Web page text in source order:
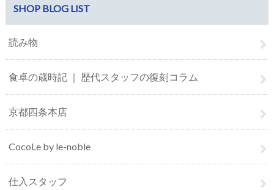
SHOP BLOG LIST
読み物
食卓の歳時記 ｜ 歴代スタッフの復刻コラム
京都四条本店
CocoLe by le-noble
仕入スタッフ